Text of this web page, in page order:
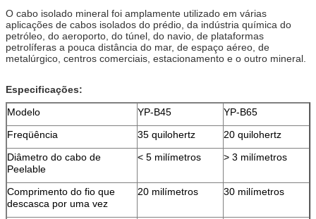
O cabo isolado mineral foi amplamente utilizado em várias
aplicações de cabos isolados do prédio, da indústria química do
petróleo, do aeroporto, do túnel, do navio, de plataformas
petrolíferas a pouca distância do mar, de espaço aéreo, de
metalúrgico, centros comerciais, estacionamento e o outro mineral.
Especificações:
Modelo
YP-B45
YP-B65
Freqüência
35 quilohertz
20 quilohertz
Diâmetro do cabo de
Peelable
< 5 milímetros > 3 milímetros
Comprimento do fio que
descasca por uma vez
20 milímetros 30 milímetros